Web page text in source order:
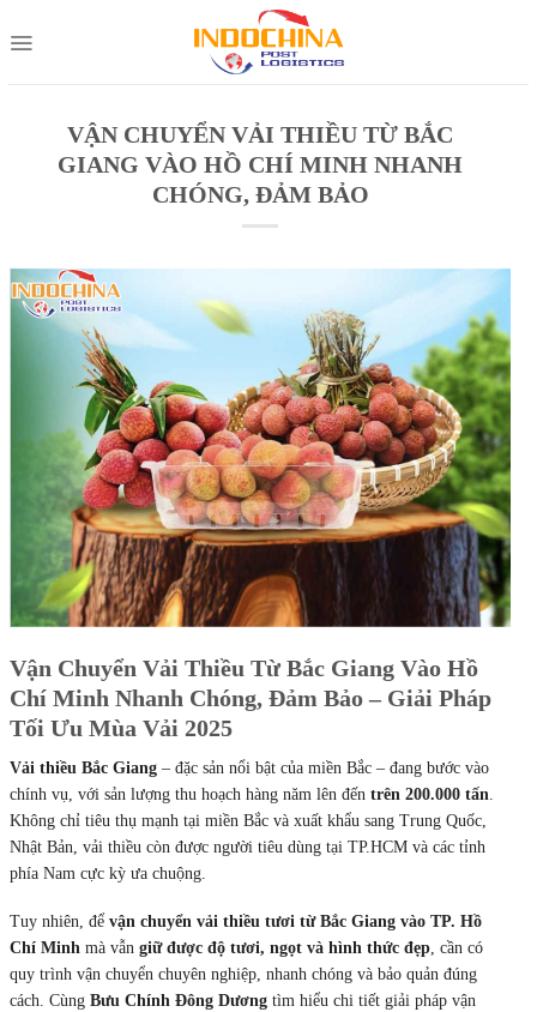
to
VẬN CHUYỂN VẢI THIỀU TỪ BẮC
GIANG VÀO HỒ CHÍ MINH NHANH
CHÓNG, ĐẢM BẢO
Vận Chuyển Vải Thiều Từ Bắc Giang Vào Hồ
Chí Minh Nhanh Chóng, Đảm Bảo – Giải Pháp
Tối Ưu Mùa Vải 2025
Vải thiều Bắc Giang – đặc sản nổi bật của miền Bắc – đang bước vào
chính vụ, với sản lượng thu hoạch hàng năm lên đến trên 200.000 tấn.
Không chỉ tiêu thụ mạnh tại miền Bắc và xuất khẩu sang Trung Quốc,
Nhật Bản, vải thiều còn được người tiêu dùng tại TP.HCM và các tỉnh
phía Nam cực kỳ ưa chuộng.
Tuy nhiên, để vận chuyển vải thiều tươi từ Bắc Giang vào TP. Hồ
Chí Minh mà vẫn giữ được độ tươi, ngọt và hình thức đẹp, cần có
quy trình vận chuyển chuyên nghiệp, nhanh chóng và bảo quản đúng
cách. Cùng Bưu Chính Đông Dương tìm hiểu chi tiết giải pháp vận